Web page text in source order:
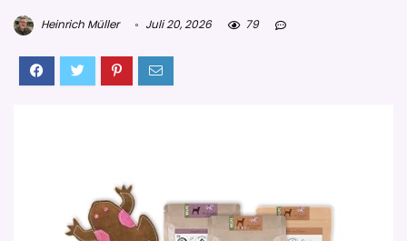
Heinrich Müller Juli 20, 2026 79